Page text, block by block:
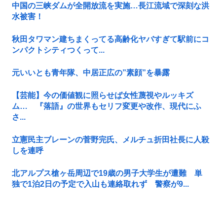
中国の三峡ダムが全開放流を実施…長江流域で深刻な洪
水被害！
秋田タワマン建ちまくってる高齢化ヤバすぎて駅前にコ
ンパクトシティつくって...
元いいとも青年隊、中居正広の”素顔”を暴露
【芸能】今の価値観に照らせば女性蔑視やルッキズ
ム… 『落語』の世界もセリフ変更や改作、現代にふ
さ...
立憲民主ブレーンの菅野完氏、メルチュ折田社長に人殺
しを連呼
北アルプス槍ヶ岳周辺で19歳の男子大学生が遭難 単
独で1泊2日の予定で入山も連絡取れず 警察が9...